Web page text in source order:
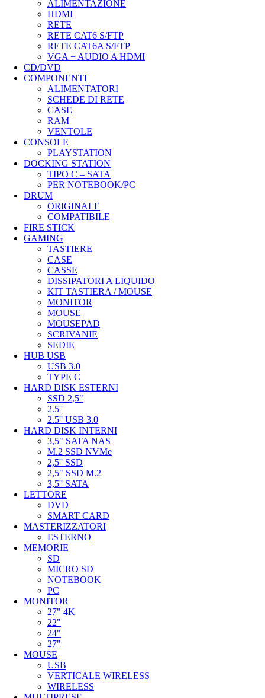
ALIMENTAZIONE
HDMI
RETE
RETE CAT6 S/FTP
RETE CAT6A S/FTP
VGA + AUDIO A HDMI
CD/DVD
COMPONENTI
ALIMENTATORI
SCHEDE DI RETE
CASE
RAM
VENTOLE
CONSOLE
PLAYSTATION
DOCKING STATION
TIPO C – SATA
PER NOTEBOOK/PC
DRUM
ORIGINALE
COMPATIBILE
FIRE STICK
GAMING
TASTIERE
CASE
CASSE
DISSIPATORI A LIQUIDO
KIT TASTIERA / MOUSE
MONITOR
MOUSE
MOUSEPAD
SCRIVANIE
SEDIE
HUB USB
USB 3.0
TYPE C
HARD DISK ESTERNI
SSD 2,5"
2.5''
2.5'' USB 3.0
HARD DISK INTERNI
3,5" SATA NAS
M.2 SSD NVMe
2,5'' SSD
2,5" SSD M.2
3,5'' SATA
LETTORE
DVD
SMART CARD
MASTERIZZATORI
ESTERNO
MEMORIE
SD
MICRO SD
NOTEBOOK
PC
MONITOR
27" 4K
22"
24"
27"
MOUSE
USB
VERTICALE WIRELESS
WIRELESS